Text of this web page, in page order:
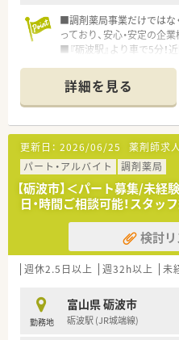
■調剤薬局事業だけではな
っており、安心・安定の企業
■『砺波駅』より車で5分！
■時給2,000円～のお迎え
円以上も目指していただけ
詳細を見る
更新日： 2026/06/25 薬剤師求
パート・アルバイト
調剤薬局
【砺波市】＜パート募集/未
日・時間ご相談可能！スタ
検討
週休2.5日以上 週32h以上 未
勤務地
富山県 砺波市
砺波駅 (JR城端線)